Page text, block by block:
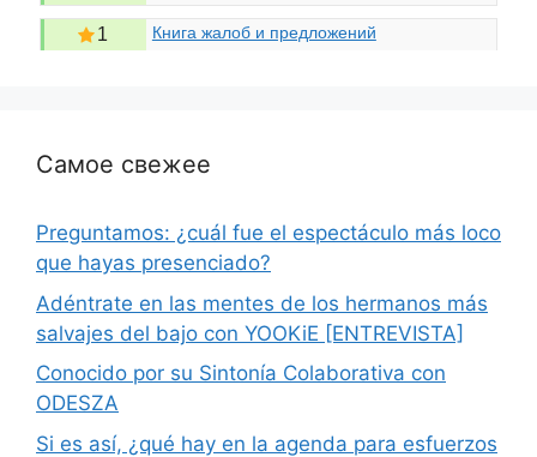
1 Книга жалоб и предложений
Самое свежее
Preguntamos: ¿cuál fue el espectáculo más loco
que hayas presenciado?
Adéntrate en las mentes de los hermanos más
salvajes del bajo con YOOKiE [ENTREVISTA]
Conocido por su Sintonía Colaborativa con
ODESZA
Si es así, ¿qué hay en la agenda para esfuerzos